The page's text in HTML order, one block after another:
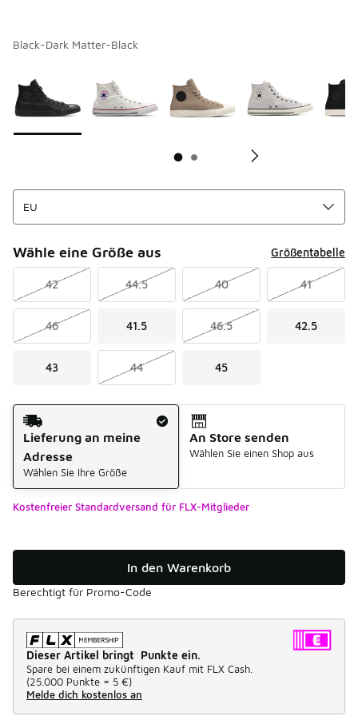
Black-Dark Matter-Black
Wähle eine Größe aus Größentabelle
42 44.5 40 41
46 41.5 46.5 42.5
43 44 45
Versandart
Lieferung an meine
Adresse
Wählen Sie Ihre Größe
An Store senden
Wählen Sie einen Shop aus
Kostenfreier Standardversand für FLX-Mitglieder
In den Warenkorb
Berechtigt für Promo-Code
Dieser Artikel bringt Punkte ein.
Spare bei einem zukünftigen Kauf mit FLX Cash.
(25.000 Punkte = 5 €)
Melde dich kostenlos an